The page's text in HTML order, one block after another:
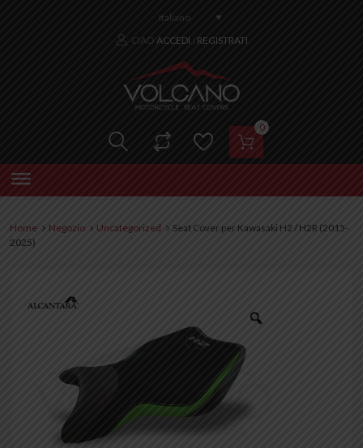
Italiano
CIAO ACCEDI | REGISTRATI
0
Home Negozio Uncategorized
Seat Cover per Kawasaki H2 / H2R (2015-
2025)